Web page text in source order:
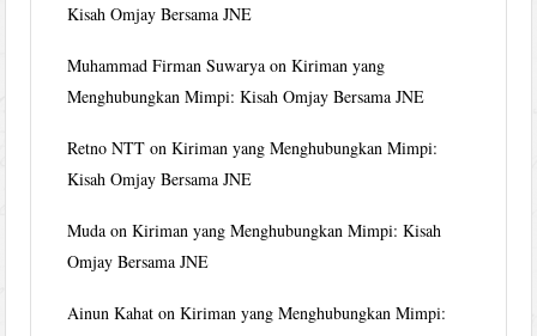
Kisah Omjay Bersama JNE
Muhammad Firman Suwarya onKiriman yang
Menghubungkan Mimpi: Kisah Omjay Bersama JNE
Retno NTT onKiriman yang Menghubungkan Mimpi:
Kisah Omjay Bersama JNE
Muda onKiriman yang Menghubungkan Mimpi: Kisah
Omjay Bersama JNE
Ainun Kahat onKiriman yang Menghubungkan Mimpi: